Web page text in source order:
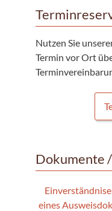
Nutzen Sie
Termin vor Ort
Dokumente
eines